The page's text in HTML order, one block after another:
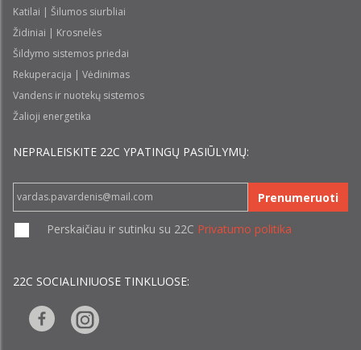
Katilai | Šilumos siurbliai
Židiniai | Krosnelės
Šildymo sistemos priedai
Rekuperacija | Vėdinimas
Vandens ir nuotekų sistemos
Žalioji energetika
NEPRALEISKITE 22С YPATINGŲ PASIŪLYMŲ:
Prenumeruoti
Perskaičiau ir sutinku su 22C Privatumo politika
22C SOCIALINIUOSE TINKLUOSE: